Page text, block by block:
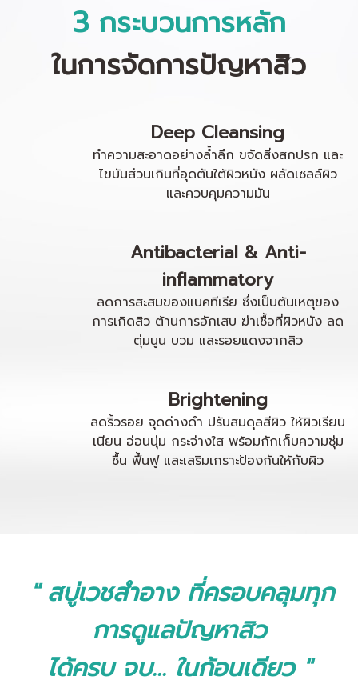
3กระบวนการหลัก
ในการจัดการปัญหาสิว
Deep Cleansing
ทำความสะอาดอย่างล้ำลึก ขจัดสิ่งสกปรก และ
ไขมันส่วนเกินที่อุดตันใต้ผิวหนัง ผลัดเซลล์ผิว
และควบคุมความมัน
Antibacterial & Anti-
inflammatory
ลดการสะสมของแบคทีเรีย ซึ่งเป็นต้นเหตุของ
การเกิดสิว ต้านการอักเสบ ฆ่าเชื้อที่ผิวหนัง ลด
ตุ่มนูน บวม และรอยแดงจากสิว
Brightening
ลดริ้วรอย จุดด่างดำ ปรับสมดุลสีผิว ให้ผิวเรียบ
เนียน อ่อนนุ่ม กระจ่างใส พร้อมกักเก็บความชุ่ม
ชื้น ฟื้นฟู และเสริมเกราะป้องกันให้กับผิว
" สบู่เวชสำอาง ที่ครอบคลุมทุก
การดูแลปัญหาสิว
ได้ครบ จบ... ในก้อนเดียว "